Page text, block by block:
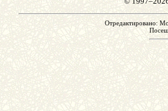
Отредактировано: